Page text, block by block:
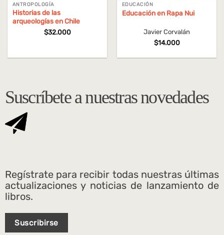
ANTROPOLOGÍA
Historias de las
arqueologías en Chile
$32.000
EDUCACIÓN
Educación en Rapa Nui
Javier Corvalán
$14.000
Suscríbete a nuestras novedades
Regístrate para recibir todas nuestras últimas
actualizaciones y noticias de lanzamiento de
libros.
Suscribirse